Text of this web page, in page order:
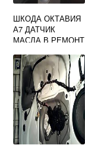
ШКОДА ОКТАВИЯ
А7 ДАТЧИК
МАСЛА В РЕМОНТ